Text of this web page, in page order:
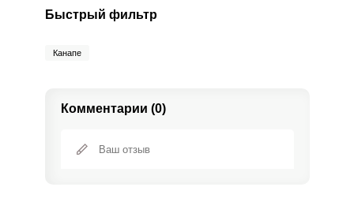
Быстрый фильтр
Канапе
Комментарии (0)